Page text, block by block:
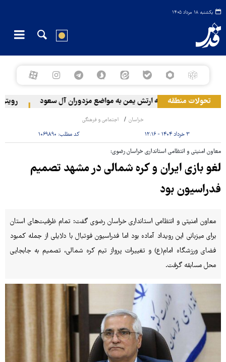
یکشنبه ۱۸ مرداد ۱۴۰۵
تحولات منطقهحمله ارتش یمن به مواضع مزدوران آل سعود رویترز: عربستان ۸۶ درصد از موشک‌های
خراسان اجتماعی و فرهنگی
۳ خرداد ۱۴۰۴ - ۱۲:۱۶ کد مطلب: ۱۰۶۹۸۹۰
معاون امنیتی و انتظامی استانداری خراسان رضوی:
لغو بازی ایران و کره شمالی در مشهد تصمیم
فدراسیون بود
معاون امنیتی و انتظامی استانداری خراسان رضوی گفت: تمام ظرفیت‌های استان
برای میزبانی این رویداد آماده بود اما فدراسیون فوتبال با دلایلی از جمله کمبود
فضای ورزشگاه امام(ع) و تغییرات پرواز تیم کره شمالی، تصمیم به جابجایی
محل مسابقه گرفت.